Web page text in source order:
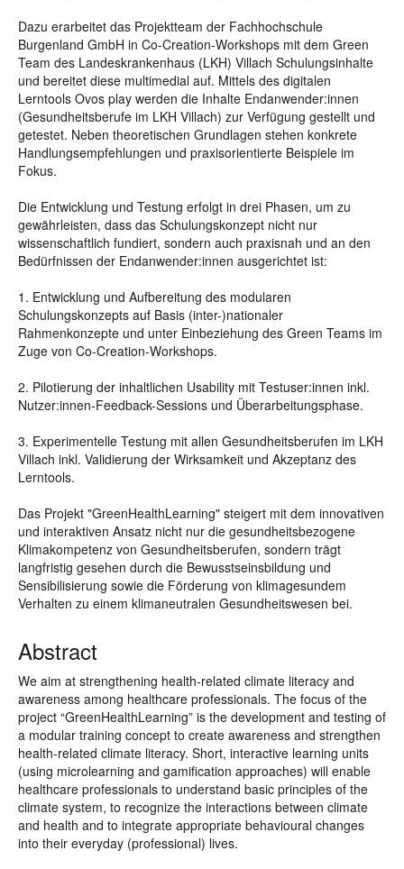
Dazu erarbeitet das Projektteam der Fachhochschule
Burgenland GmbH in Co-Creation-Workshops mit dem Green
Team des Landeskrankenhaus (LKH) Villach Schulungsinhalte
und bereitet diese multimedial auf. Mittels des digitalen
Lerntools Ovos play werden die Inhalte Endanwender:innen
(Gesundheitsberufe im LKH Villach) zur Verfügung gestellt und
getestet. Neben theoretischen Grundlagen stehen konkrete
Handlungsempfehlungen und praxisorientierte Beispiele im
Fokus.
Die Entwicklung und Testung erfolgt in drei Phasen, um zu
gewährleisten, dass das Schulungskonzept nicht nur
wissenschaftlich fundiert, sondern auch praxisnah und an den
Bedürfnissen der Endanwender:innen ausgerichtet ist:
1. Entwicklung und Aufbereitung des modularen
Schulungskonzepts auf Basis (inter-)nationaler
Rahmenkonzepte und unter Einbeziehung des Green Teams im
Zuge von Co-Creation-Workshops.
2. Pilotierung der inhaltlichen Usability mit Testuser:innen inkl.
Nutzer:innen-Feedback-Sessions und Überarbeitungsphase.
3. Experimentelle Testung mit allen Gesundheitsberufen im LKH
Villach inkl. Validierung der Wirksamkeit und Akzeptanz des
Lerntools.
Das Projekt "GreenHealthLearning" steigert mit dem innovativen
und interaktiven Ansatz nicht nur die gesundheitsbezogene
Klimakompetenz von Gesundheitsberufen, sondern trägt
langfristig gesehen durch die Bewusstseinsbildung und
Sensibilisierung sowie die Förderung von klimagesundem
Verhalten zu einem klimaneutralen Gesundheitswesen bei.
Abstract
We aim at strengthening health-related climate literacy and
awareness among healthcare professionals. The focus of the
project “GreenHealthLearning” is the development and testing of
a modular training concept to create awareness and strengthen
health-related climate literacy. Short, interactive learning units
(using microlearning and gamification approaches) will enable
healthcare professionals to understand basic principles of the
climate system, to recognize the interactions between climate
and health and to integrate appropriate behavioural changes
into their everyday (professional) lives.